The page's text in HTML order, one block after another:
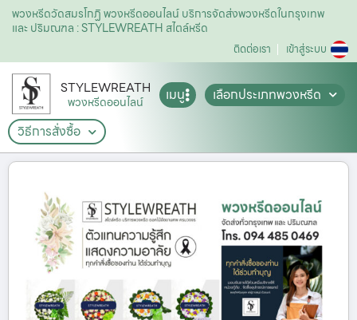
พวงหรีดวัดสมรโกฏิ พวงหรีดออนไลน์ บริการจัดส่งพวงหรีดในกรุงเทพ
และ ปริมณฑล : STYLEWREATH สไตล์หรีด
ติดต่อเรา เข้าสู่ระบบ
STYLEWREATH
พวงหรีดออนไลน์ เมนู
เลือกประเภทพวงหรีด
วิธีการสั่งซื้อ